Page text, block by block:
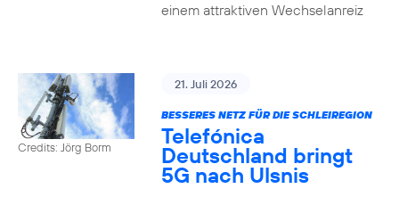
einem attraktiven Wechselanreiz
Credits: Jörg Borm
21. Juli 2026
BESSERES NETZ FÜR DIE SCHLEIREGION
Telefónica
Deutschland bringt
5G nach Ulsnis